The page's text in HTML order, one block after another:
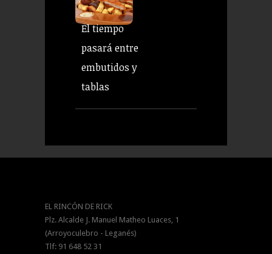
El tiempo
pasará entre
embutidos y
tablas
EL RINCÓN DE RICK
Plz. Alcalde J. Manuel Matheo Luaces, 1
(Arroyoculebro - Leganés)
Tlf: 91 648 52 31